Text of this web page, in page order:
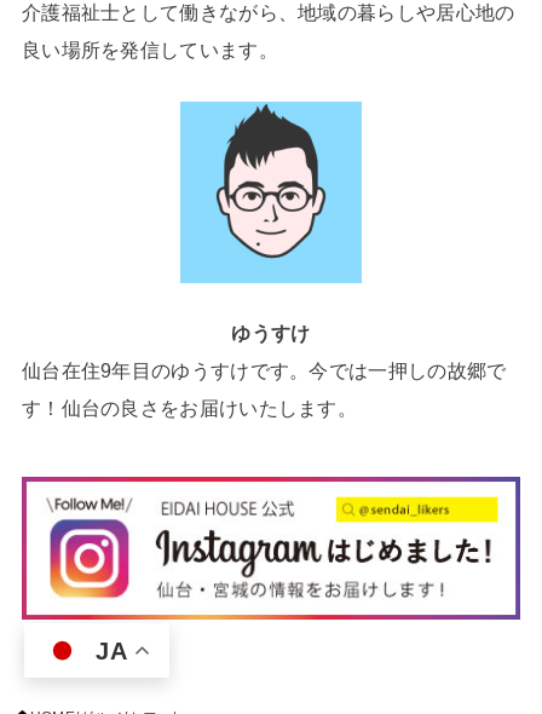
介護福祉士として働きながら、地域の暮らしや居心地の
良い場所を発信しています。
ゆうすけ
仙台在住9年目のゆうすけです。今では一押しの故郷で
す！仙台の良さをお届けいたします。
JA